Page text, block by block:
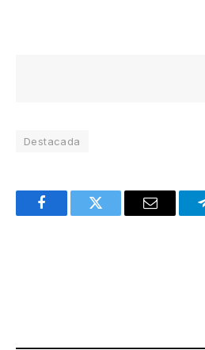
Destacada
FacebookTwitter Email